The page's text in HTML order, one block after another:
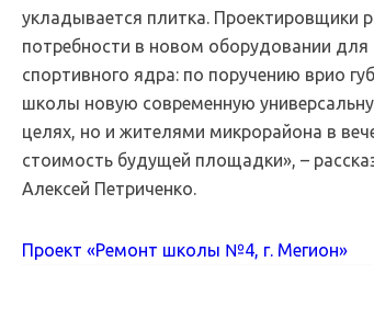
укладывается плитка. Проектировщики
потребности в новом оборудовании
спортивного ядра: по поручению врио
школы новую современную
целях, но и жителями микрорайона в
стоимость будущей площадки», –
Алексей Петриченко.
Проект «Ремонт школы №4, г. Мегион»